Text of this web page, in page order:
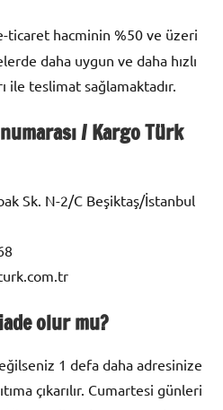
ticaret hacminin %50 ve üzeri
daha uygun ve daha hızlı
ile teslimat sağlamaktadır.
/ Kargo Türk
Sk. N-2/C Beşiktaş/İstanbul
olur mu?
1 defa daha adresinize
çıkarılır. Cumartesi günleri